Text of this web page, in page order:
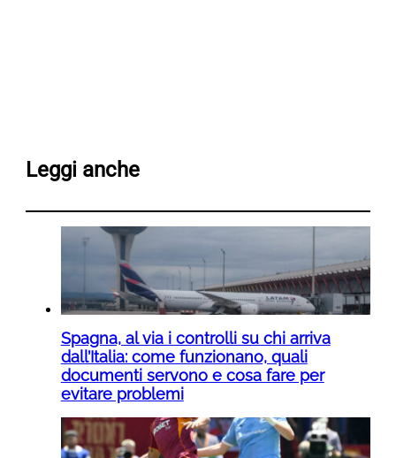
Leggi anche
Spagna, al via i controlli su chi arriva
dall’Italia: come funzionano, quali
documenti servono e cosa fare per
evitare problemi